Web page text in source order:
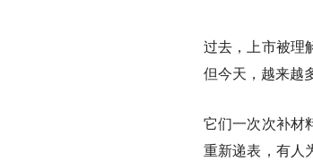
过去，上市被理
但今天， 越来越
它们一次次补材
重新递表，有人